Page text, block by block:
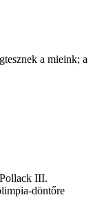
a mieink; a
III.
döntőre